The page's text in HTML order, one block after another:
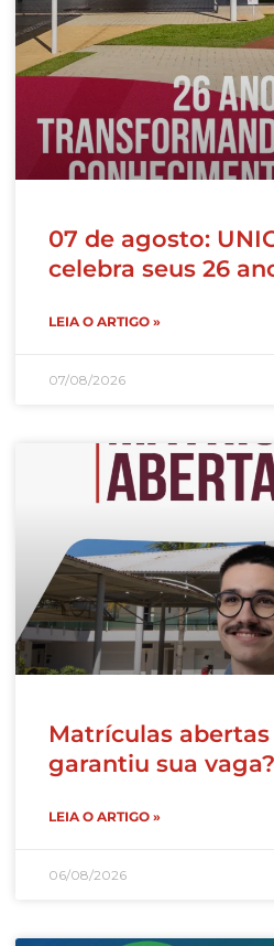
07 de agosto:
celebra seus 26
LEIA O ARTIGO »
07/08/2026
Matrículas abertas
garantiu sua vaga?
LEIA O ARTIGO »
06/08/2026